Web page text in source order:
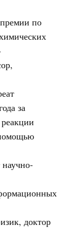
по
за
доктор